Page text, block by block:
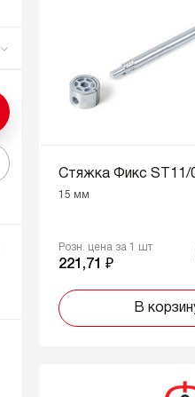
Стяжка Фикс ST11/
15 мм
Розн. цена за 1 шт
221,71 ₽
В